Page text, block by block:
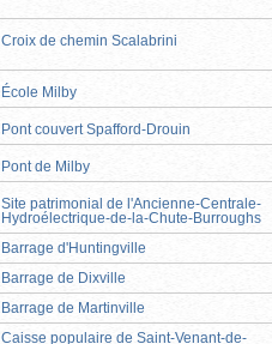
Croix de chemin Scalabrini
École Milby
Pont couvert Spafford-Drouin
Pont de Milby
Site patrimonial de l'Ancienne-Centrale-
Hydroélectrique-de-la-Chute-Burroughs
Barrage d'Huntingville
Barrage de Dixville
Barrage de Martinville
Caisse populaire de Saint-Venant-de-